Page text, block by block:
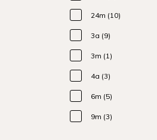
24m (10)
3a (9)
3m (1)
4a (3)
6m (5)
9m (3)